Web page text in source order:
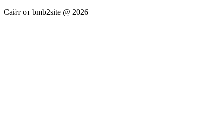
Сайт от bmb2site @ 2026